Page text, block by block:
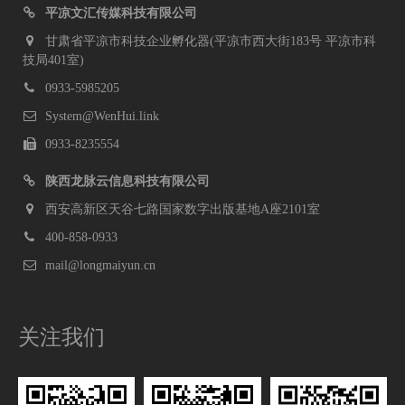
平凉文汇传媒科技有限公司
甘肃省平凉市科技企业孵化器(平凉市西大街183号 平凉市科
技局401室)
0933-5985205
System@WenHui.link
0933-8235554
陕西龙脉云信息科技有限公司
西安高新区天谷七路国家数字出版基地A座2101室
400-858-0933
mail@longmaiyun.cn
关注我们